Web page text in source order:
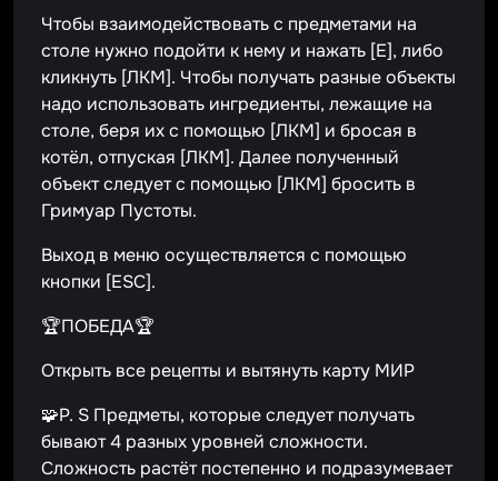
Чтобы взаимодействовать с предметами на
столе нужно подойти к нему и нажать [Е], либо
кликнуть [ЛКМ]. Чтобы получать разные объекты
надо использовать ингредиенты, лежащие на
столе, беря их с помощью [ЛКМ] и бросая в
котёл, отпуская [ЛКМ]. Далее полученный
объект следует с помощью [ЛКМ] бросить в
Гримуар Пустоты.
Выход в меню осуществляется с помощью
кнопки [ESC].
🏆ПОБЕДА🏆
Открыть все рецепты и вытянуть карту МИР
🧩P. S Предметы, которые следует получать
бывают 4 разных уровней сложности.
Сложность растёт постепенно и подразумевает